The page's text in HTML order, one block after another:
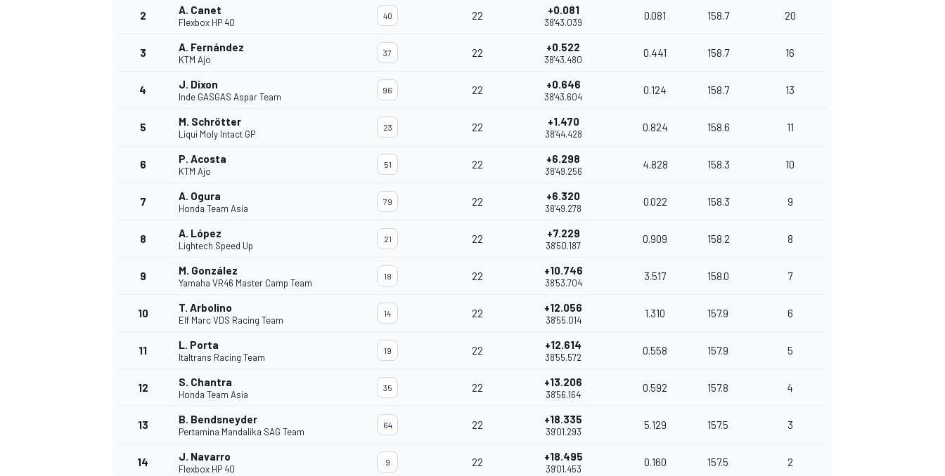
DTM
2 A. Canet
Flexbox HP 40
40 22 +0.081
38'43.039
0.081 158.7 20
3 A. Fernández
KTM Ajo
37 22 +0.522
38'43.480
0.441 158.7 16
4 J. Dixon
Inde GASGAS Aspar Team
96 22 +0.646
38'43.604
0.124 158.7 13
5 M. Schrötter
Liqui Moly Intact GP
23 22 +1.470
38'44.428
0.824 158.6 11
6 P. Acosta
KTM Ajo
51 22 +6.298
38'49.256
4.828 158.3 10
7 A. Ogura
Honda Team Asia
79 22 +6.320
38'49.278
0.022 158.3 9
8 A. López
Lightech Speed Up
21 22 +7.229
38'50.187
0.909 158.2 8
9 M. González
Yamaha VR46 Master Camp Team
18 22 +10.746
38'53.704
3.517 158.0 7
10 T. Arbolino
Elf Marc VDS Racing Team
14 22 +12.056
38'55.014
1.310 157.9 6
11 L. Porta
Italtrans Racing Team
19 22 +12.614
38'55.572
0.558 157.9 5
12 S. Chantra
Honda Team Asia
35 22 +13.206
38'56.164
0.592 157.8 4
13 B. Bendsneyder
Pertamina Mandalika SAG Team
64 22 +18.335
39'01.293
5.129 157.5 3
14 J. Navarro
Flexbox HP 40
9 22 +18.495
39'01.453
0.160 157.5 2